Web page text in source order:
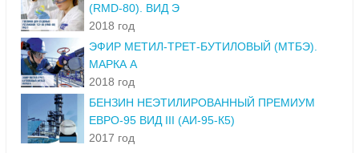
ТОПЛИВО ДЛЯ СУДОВЫХ УСТАНОВОК ТСУ-80
(RMD-80). ВИД Э
2018 год
ЭФИР МЕТИЛ-ТРЕТ-БУТИЛОВЫЙ (МТБЭ).
МАРКА А
2018 год
БЕНЗИН НЕЭТИЛИРОВАННЫЙ ПРЕМИУМ
ЕВРО-95 ВИД III (АИ-95-К5)